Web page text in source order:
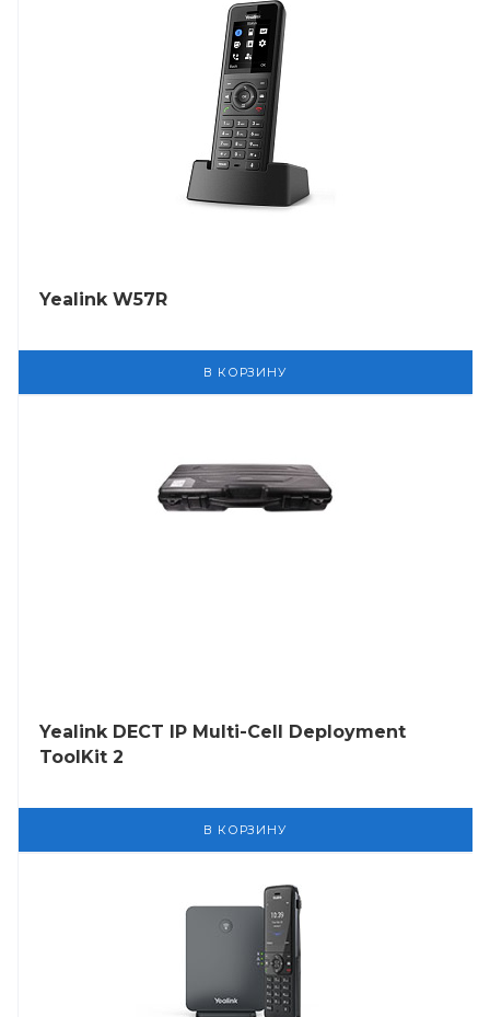
Yealink W57R
В КОРЗИНУ
Yealink DECT IP Multi-Cell Deployment
ToolKit 2
В КОРЗИНУ